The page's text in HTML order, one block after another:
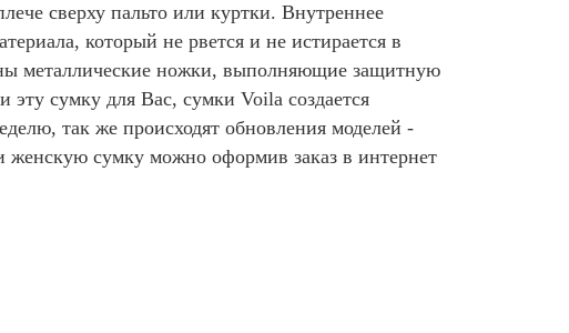
сверху пальто или куртки. Внутреннее
который не рвется и не истирается в
металлические ножки, выполняющие защитную
сумку для Вас, сумки Voila создается
так же происходят обновления моделей -
женскую сумку можно оформив заказ в интернет